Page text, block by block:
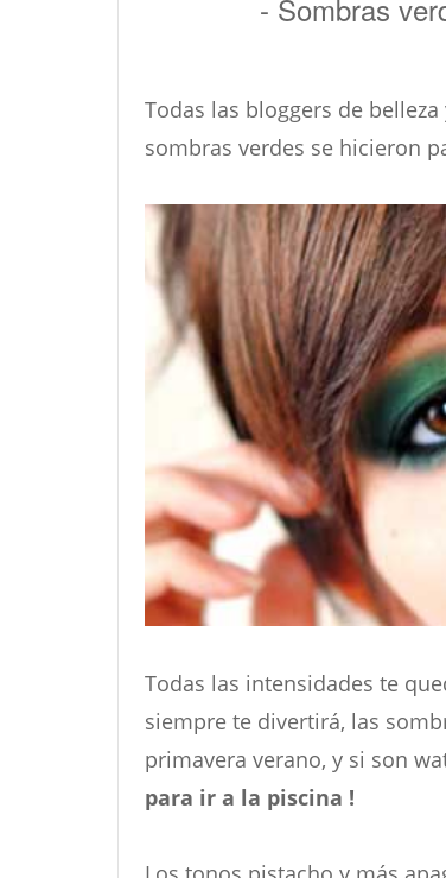
- Sombras
Todas las bloggers de
sombras verdes se hicieron
Todas las intensidades te
siempre te divertirá, las
primavera verano, y si son
para ir a la piscina !